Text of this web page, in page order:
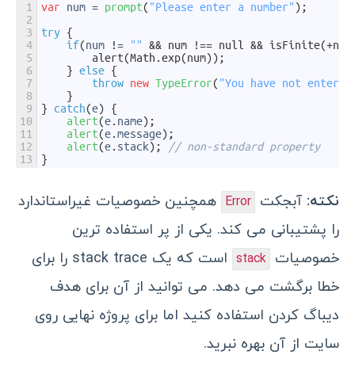
1
2
3
4
5
6
7
8
9
10
11
12
13
var num = prompt( "Please enter a number" ) ;
try {
if(num != ""
&& num !== null &&
alert(Math.exp(num));
} else {
throw new TypeError( "You have not
}
} catch(e)
{
alert(e. name) ;
alert(e.message) ;
alert(e. stack) ;
// non-standard property
}
نکته: آبجکت Error همچنین خصوصیات غیراستاندارد
را پشتیبانی می کند. یکی از پر استفاده ترین
خصوصیات stack است که یک stack trace را برای
خطا برگشت می دهد. می توانید از آن برای هدف
دیباگ کردن استفاده کنید اما برای پروژه نهایی روی
سایت از آن بهره نبرید.